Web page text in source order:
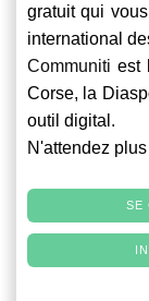
gratuit qui
international
Communiti est
Corse, la
outil digital.
N'attendez
SE